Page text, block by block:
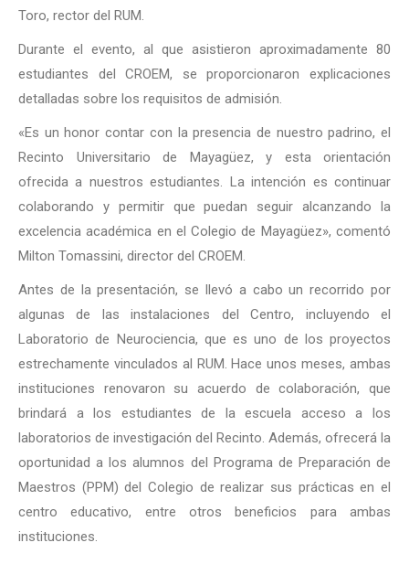
Toro, rector del RUM.
Durante el evento, al que asistieron aproximadamente 80
estudiantes del CROEM, se proporcionaron explicaciones
detalladas sobre los requisitos de admisión.
«Es un honor contar con la presencia de nuestro padrino, el
Recinto Universitario de Mayagüez, y esta orientación
ofrecida a nuestros estudiantes. La intención es continuar
colaborando y permitir que puedan seguir alcanzando la
excelencia académica en el Colegio de Mayagüez», comentó
Milton Tomassini, director del CROEM.
Antes de la presentación, se llevó a cabo un recorrido por
algunas de las instalaciones del Centro, incluyendo el
Laboratorio de Neurociencia, que es uno de los proyectos
estrechamente vinculados al RUM. Hace unos meses, ambas
instituciones renovaron su acuerdo de colaboración, que
brindará a los estudiantes de la escuela acceso a los
laboratorios de investigación del Recinto. Además, ofrecerá la
oportunidad a los alumnos del Programa de Preparación de
Maestros (PPM) del Colegio de realizar sus prácticas en el
centro educativo, entre otros beneficios para ambas
instituciones.